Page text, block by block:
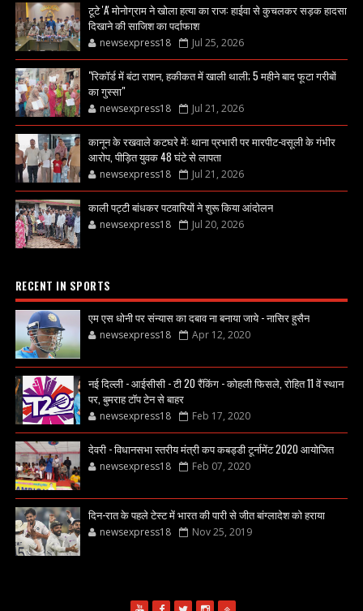
टूटे 'A' मोनोग्राम ने खोला हत्या का राज: हाईवा से कुचलकर सड़क हादसा
दिखाने की साजिश का पर्दाफाश
newsexpress18 Jul 25, 2026
"रिकॉर्ड में बंटा राशन, हकीकत में खाली थाली; 5 महीने बाद फूटा गरीबों
का गुस्सा"
newsexpress18 Jul 21, 2026
कानून के रखवाले कटघरे में: थाना प्रभारी पर मारपीट-वसूली के गंभीर
आरोप, पीड़ित युवक 48 घंटे से लापता
newsexpress18 Jul 21, 2026
काली पट्टी बांधकर पटवारियों ने शुरू किया आंदोलन
newsexpress18 Jul 20, 2026
RECENT IN SPORTS
एम एस धोनी पर संन्यास का दबाव ना बनाया जाये - नासिर हुसैन
newsexpress18 Apr 12, 2020
नई दिल्ली - आईसीसी - टी 20 रैंकिंग - कोहली फिसले, रोहित 11 वें स्थान
पर, बुमराह टॉप टेन से बाहर
newsexpress18 Feb 17, 2020
देवरी - विधानसभा स्तरीय मंत्री कप कबड्डी टूर्नामेंट 2020 आयोजित
newsexpress18 Feb 07, 2020
दिन-रात के पहले टेस्ट में भारत की पारी से जीत बांग्लादेश को हराया
newsexpress18 Nov 25, 2019